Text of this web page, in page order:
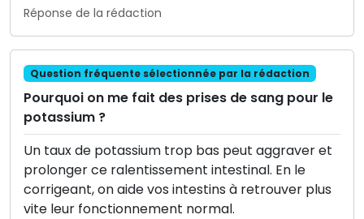
Réponse de la rédaction
Question fréquente sélectionnée par la rédaction
Pourquoi on me fait des prises de sang pour le
potassium ?
Un taux de potassium trop bas peut aggraver et
prolonger ce ralentissement intestinal. En le
corrigeant, on aide vos intestins à retrouver plus
vite leur fonctionnement normal.